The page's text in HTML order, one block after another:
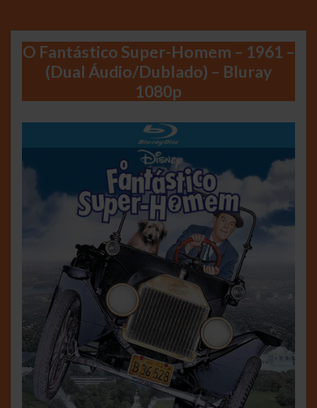
O Fantástico Super-Homem – 1961 –
(Dual Áudio/Dublado) – Bluray
1080p